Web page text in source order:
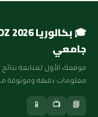
جامعي
موقعك الأول لمتابعة نتائج
معلومات دقيقة وموثوقة
📘
📺
📱